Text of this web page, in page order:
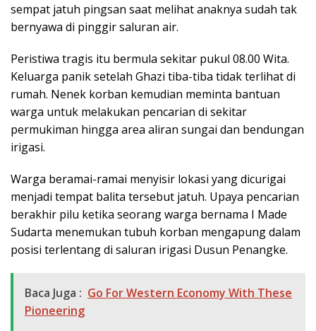
sempat jatuh pingsan saat melihat anaknya sudah tak
bernyawa di pinggir saluran air.
Peristiwa tragis itu bermula sekitar pukul 08.00 Wita.
Keluarga panik setelah Ghazi tiba-tiba tidak terlihat di
rumah. Nenek korban kemudian meminta bantuan
warga untuk melakukan pencarian di sekitar
permukiman hingga area aliran sungai dan bendungan
irigasi.
Warga beramai-ramai menyisir lokasi yang dicurigai
menjadi tempat balita tersebut jatuh. Upaya pencarian
berakhir pilu ketika seorang warga bernama I Made
Sudarta menemukan tubuh korban mengapung dalam
posisi terlentang di saluran irigasi Dusun Penangke.
Baca Juga : Go For Western Economy With These
Pioneering